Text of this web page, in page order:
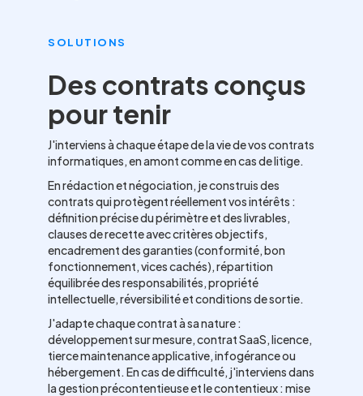
SOLUTIONS
Des contrats conçus
pour tenir
J'interviens à chaque étape de la vie de vos contrats
informatiques, en amont comme en cas de litige.
En rédaction et négociation, je construis des
contrats qui protègent réellement vos intérêts :
définition précise du périmètre et des livrables,
clauses de recette avec critères objectifs,
encadrement des garanties (conformité, bon
fonctionnement, vices cachés), répartition
équilibrée des responsabilités, propriété
intellectuelle, réversibilité et conditions de sortie.
J'adapte chaque contrat à sa nature :
développement sur mesure, contrat SaaS, licence,
tierce maintenance applicative, infogérance ou
hébergement. En cas de difficulté, j'interviens dans
la gestion précontentieuse et le contentieux : mise